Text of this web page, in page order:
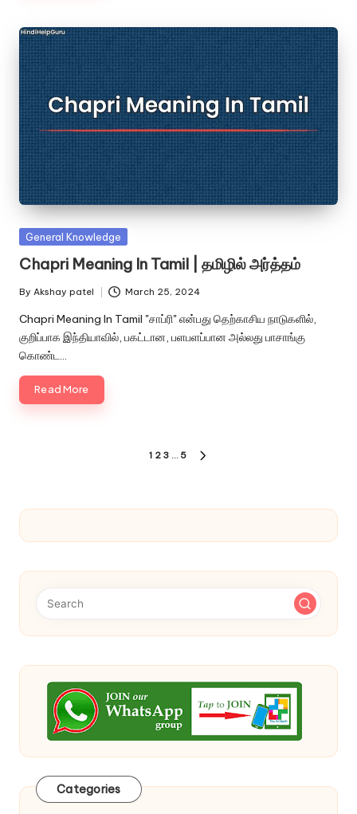
Posted
General Knowledge
Chapri Meaning In Tamil | தமிழில் அர்த்தம்
Posted
by
By Akshay patel March 25, 2024
Chapri Meaning In Tamil "சாப்ரி" என்பது தெற்காசிய நாடுகளில்,
குறிப்பாக இந்தியாவில், பகட்டான, பளபளப்பான அல்லது பாசாங்கு
கொண்ட…
Read More
1 2 3 … 5
Categories